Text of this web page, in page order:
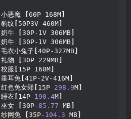
小恶魔 [60P 168M]
豹纹 [ 50P3V 460M]
奶牛 [30P-1V 306MB]
奶牛 [30P-1V 306MB]
毛衣小兔子 [40P-327MB]
礼物 [30P 229MB]
校服 [ 15P 168M]
垂耳兔 [41P-2V-416M]
红色兔女郎 [ 15P 298.9M]
睡衣 [ 14P 190.4M]
巫女 [30P-85.77 MB]
纱网兔 [35P- 104.3 MB]